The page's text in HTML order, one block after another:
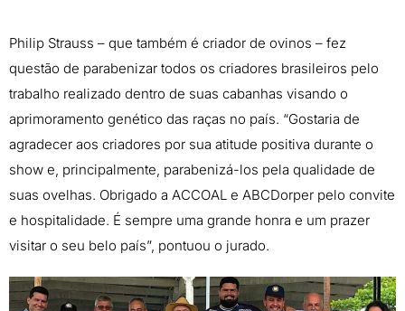
Philip Strauss – que também é criador de ovinos – fez
questão de parabenizar todos os criadores brasileiros pelo
trabalho realizado dentro de suas cabanhas visando o
aprimoramento genético das raças no país. “Gostaria de
agradecer aos criadores por sua atitude positiva durante o
show e, principalmente, parabenizá-los pela qualidade de
suas ovelhas. Obrigado a ACCOAL e ABCDorper pelo convite
e hospitalidade. É sempre uma grande honra e um prazer
visitar o seu belo país”, pontuou o jurado.